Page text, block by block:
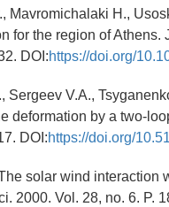
Mavromichalaki H.,
for the region of
DOI:https://doi.org/
Sergeev V.A.,
deformation by a two-
DOI:https://doi.org/
solar wind interaction
2000. Vol. 28, no. 6. P.